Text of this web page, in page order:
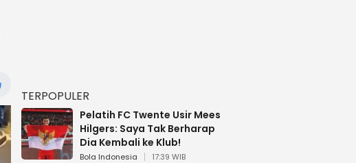
TERPOPULER
Pelatih FC Twente Usir Mees
Hilgers: Saya Tak Berharap
Dia Kembali ke Klub!
Bola Indonesia 17:39 WIB